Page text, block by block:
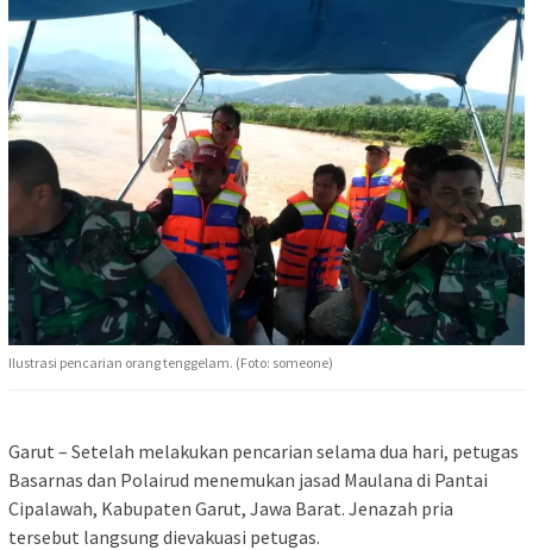
Ilustrasi pencarian orang tenggelam. (Foto: someone)
Garut – Setelah melakukan pencarian selama dua hari, petugas
Basarnas dan Polairud menemukan jasad Maulana di Pantai
Cipalawah, Kabupaten Garut, Jawa Barat. Jenazah pria
tersebut langsung dievakuasi petugas.